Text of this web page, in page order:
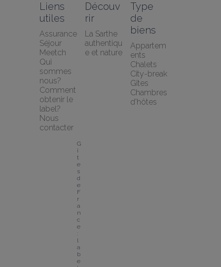
Liens
utiles
Assurance
Séjour
Meetch
Qui
sommes
nous?
Comment
obtenir le
label?
Nous
contacter
Découv
rir
La Sarthe
authentiqu
e et nature
Type
de
biens
Appartem
ents
Chalets
City-break
Gîtes
Chambres
d'hôtes
G
î
t
e
s
d
e
F
r
a
n
c
e
:
l
a
b
e